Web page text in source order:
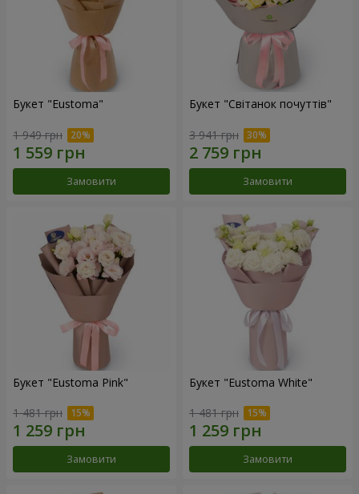
Букет "Eustoma"
1 949 грн
Замовити
Букет "Світанок почуттів"
3 941 грн
Замовити
Букет "Eustoma Pink"
1 481 грн
Замовити
Букет "Eustoma White"
1 481 грн
Замовити